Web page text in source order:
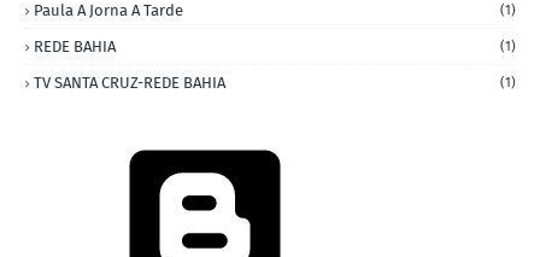
Paula A Jorna A Tarde (1)
REDE BAHIA (1)
TV SANTA CRUZ-REDE BAHIA (1)